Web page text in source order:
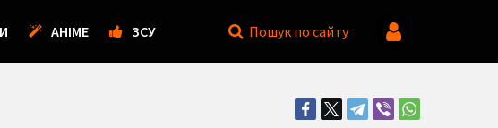
АНІМЕ ЗСУ Пошук по сайту